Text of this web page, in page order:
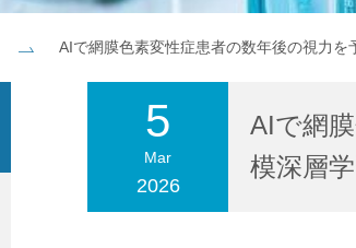
お問い合わせ 交通アクセス
AIで網膜色素変性症患者の数年後の視力
5
Mar
2026
AIで網
模深層